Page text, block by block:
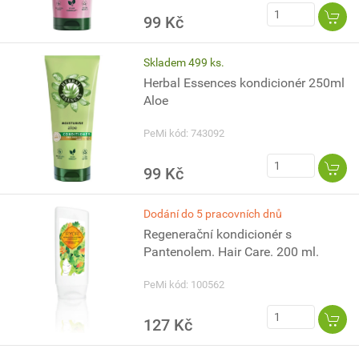
99 Kč
Skladem 499 ks.
Herbal Essences kondicionér 250ml
Aloe
PeMi kód: 743092
99 Kč
Dodání do 5 pracovních dnů
Regenerační kondicionér s
Pantenolem. Hair Care. 200 ml.
PeMi kód: 100562
127 Kč